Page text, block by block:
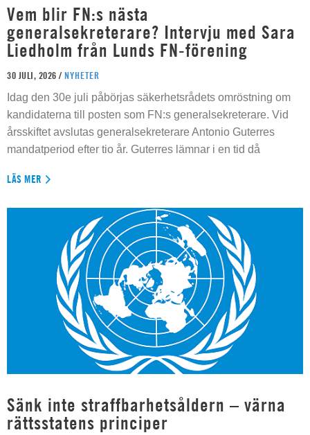
Vem blir FN:s nästa
generalsekreterare? Intervju med Sara
Liedholm från Lunds FN-förening
30 JULI, 2026 / NYHETER
Idag den 30e juli påbörjas säkerhetsrådets omröstning om
kandidaterna till posten som FN:s generalsekreterare. Vid
årsskiftet avslutas generalsekreterare Antonio Guterres
mandatperiod efter tio år. Guterres lämnar i en tid då
LÄS MER
Sänk inte straffbarhetsåldern – värna
rättsstatens principer